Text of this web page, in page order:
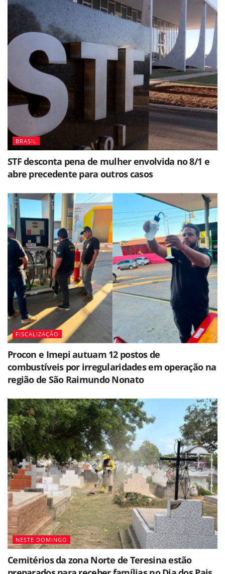
BRASIL
STF desconta pena de mulher envolvida no 8/1 e
abre precedente para outros casos
FISCALIZAÇÃO
Procon e Imepi autuam 12 postos de
combustíveis por irregularidades em operação na
região de São Raimundo Nonato
NESTE DOMINGO
Cemitérios da zona Norte de Teresina estão